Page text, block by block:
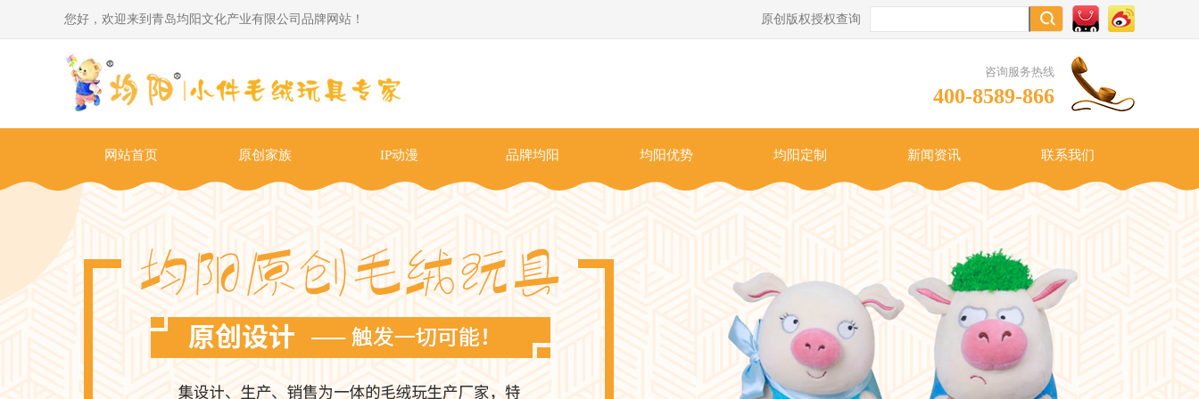
您好，欢迎来到青岛均阳文化产业有限公司品牌网站！ 原创版权授权查询
咨询服务热线
400-8589-866
网站首页 原创家族 IP动漫 品牌均阳 均阳优势 均阳定制 新闻资讯 联系我们